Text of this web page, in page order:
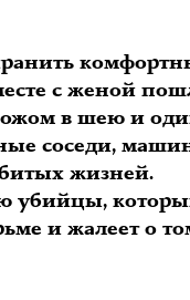
с женой
в шею и
соседи,
жизней.
убийцы,
и жалеет о